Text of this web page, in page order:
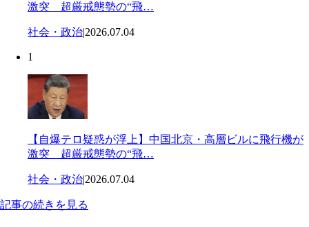
激突 超厳戒態勢の“飛…
社会・政治|2026.07.04
1
【自爆テロ疑惑が浮上】中国北京・高層ビルに飛行機が
激突 超厳戒態勢の“飛…
社会・政治|2026.07.04
記事の続きを見る